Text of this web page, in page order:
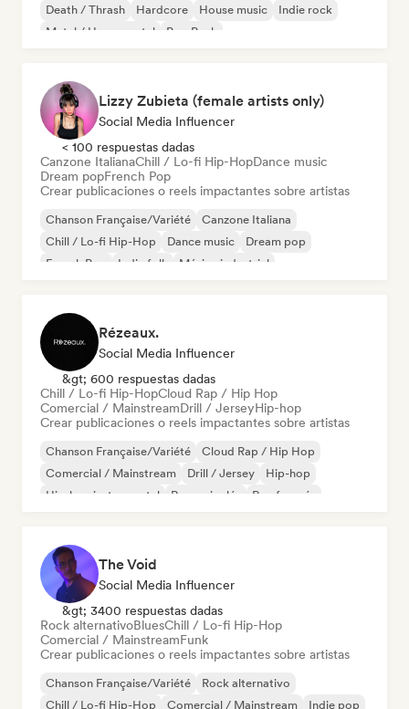
Death / Thrash
Hardcore House music
Indie rock
Metal / Heavy metal
Pop Punk
Lizzy Zubieta (female artists only)
Social Media Influencer
< 100 respuestas dadas
Canzone ItalianaChill / Lo-fi Hip-HopDance music
Dream popFrench Pop
Crear publicaciones o reels impactantes sobre artistas
Chanson Française/Variété
Canzone Italiana
Chill / Lo-fi Hip-Hop
Dance music
Dream pop
French Pop
Indie folk Música industrial
Rézeaux.
Social Media Influencer
&gt; 600 respuestas dadas
Chill / Lo-fi Hip-HopCloud Rap / Hip Hop
Comercial / MainstreamDrill / JerseyHip-hop
Crear publicaciones o reels impactantes sobre artistas
Chanson Française/Variété
Cloud Rap / Hip Hop
Comercial / Mainstream
Drill / Jersey
Hip-hop
Hip-hop instrumental
Rap en inglés Rap francés
The Void
Social Media Influencer
&gt; 3400 respuestas dadas
Rock alternativoBluesChill / Lo-fi Hip-Hop
Comercial / MainstreamFunk
Crear publicaciones o reels impactantes sobre artistas
Chanson Française/Variété
Rock alternativo
Chill / Lo-fi Hip-Hop
Comercial / Mainstream Indie pop